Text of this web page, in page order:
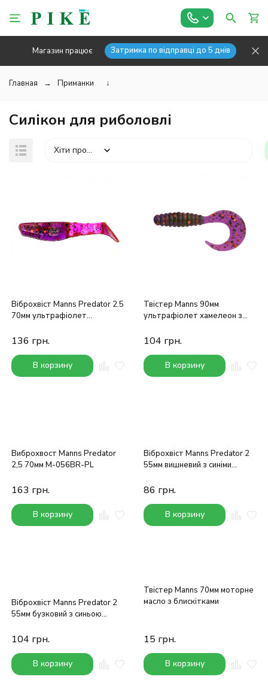
Магазин працює Затримка по відправці до 5 днів
Главная Приманки ↓
Силікон для риболовлі
Хіти продажів
Віброхвіст Manns Predator 2.5
70мм ультрафіолет
136 грн.
В корзину
Твістер Manns 90мм
ультрафіолет хамелеон з
104 грн.
В корзину
Виброхвост Manns Predator
2,5 70мм M-056BR-PL
163 грн.
В корзину
Віброхвіст Manns Predator 2
55мм вишневий з синіми
86 грн.
В корзину
Віброхвіст Manns Predator 2
55мм бузковий з синьою
104 грн.
В корзину
Твістер Manns 70мм моторне
масло з блискітками
15 грн.
В корзину